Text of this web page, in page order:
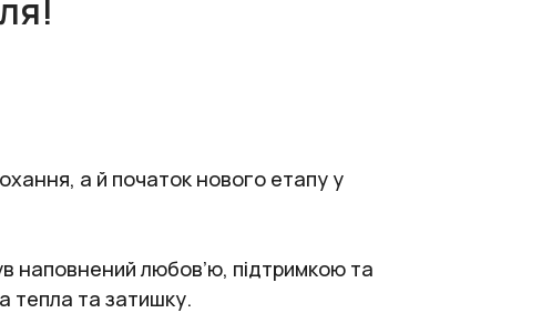
а й початок нового етапу у
наповнений любов’ю, підтримкою та
тепла та затишку.